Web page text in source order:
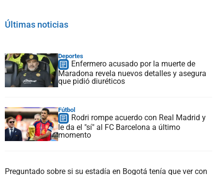
Últimas noticias
Deportes
Enfermero acusado por la muerte de
Maradona revela nuevos detalles y asegura
que pidió diuréticos
Fútbol
Rodri rompe acuerdo con Real Madrid y
le da el "sí" al FC Barcelona a último
momento
Preguntado sobre si su estadía en Bogotá tenía que ver con